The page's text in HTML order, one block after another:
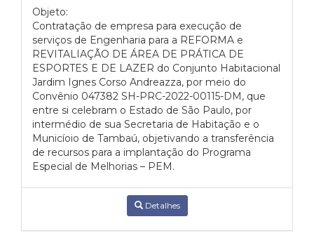
Objeto:
Contratação de empresa para execução de
serviços de Engenharia para a REFORMA e
REVITALIAÇÃO DE ÁREA DE PRÁTICA DE
ESPORTES E DE LAZER do Conjunto Habitacional
Jardim Ignes Corso Andreazza, por meio do
Convênio 047382 SH-PRC-2022-00115-DM, que
entre si celebram o Estado de São Paulo, por
intermédio de sua Secretaria de Habitação e o
Municíoio de Tambaú, objetivando a transferência
de recursos para a implantação do Programa
Especial de Melhorias – PEM.
Detalhes